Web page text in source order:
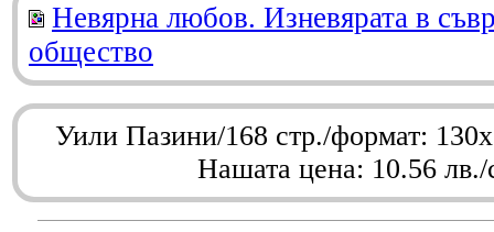
Невярна любов. Изневярата в
общество
Уили Пазини/168 стр./формат:
Нашата цена: 10.56 лв./